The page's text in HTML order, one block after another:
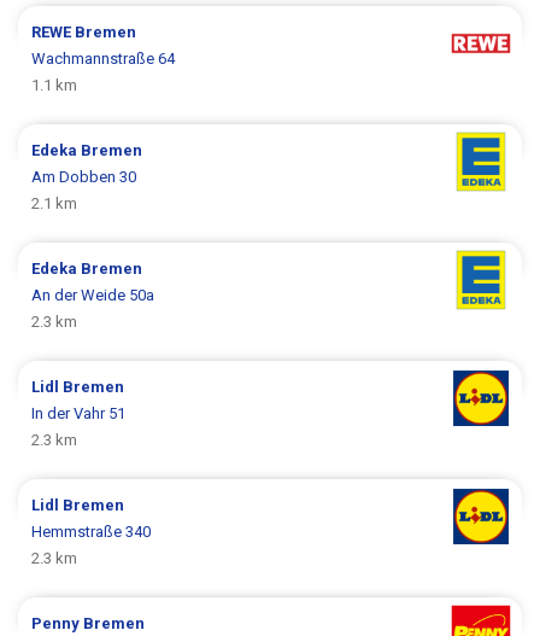
REWE Bremen
Wachmannstraße 64
1.1 km
Edeka Bremen
Am Dobben 30
2.1 km
Edeka Bremen
An der Weide 50a
2.3 km
Lidl Bremen
In der Vahr 51
2.3 km
Lidl Bremen
Hemmstraße 340
2.3 km
Penny Bremen